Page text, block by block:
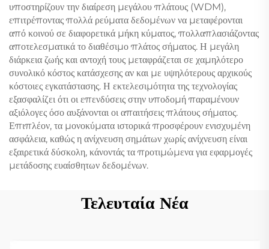
υποστηρίζουν την διαίρεση μεγάλου πλάτους (WDM),
επιτρέποντας πολλά ρεύματα δεδομένων να μεταφέρονται
από κοινού σε διαφορετικά μήκη κύματος, πολλαπλασιάζοντας
αποτελεσματικά το διαθέσιμο πλάτος σήματος. Η μεγάλη
διάρκεια ζωής και αντοχή τους μεταφράζεται σε χαμηλότερο
συνολικό κόστος κατάσχεσης αν και με υψηλότερους αρχικούς
κόστοιες εγκατάστασης. Η εκτελεσιμότητα της τεχνολογίας
εξασφαλίζει ότι οι επενδύσεις στην υποδομή παραμένουν
αξιόλογες όσο αυξάνονται οι απαιτήσεις πλάτους σήματος.
Επιπλέον, τα μονοκύματα ιστορικά προσφέρουν ενισχυμένη
ασφάλεια, καθώς η ανίχνευση σημάτων χωρίς ανίχνευση είναι
εξαιρετικά δύσκολη, κάνοντάς τα προτιμώμενα για εφαρμογές
μετάδοσης ευαίσθητων δεδομένων.
Τελευταία Νέα